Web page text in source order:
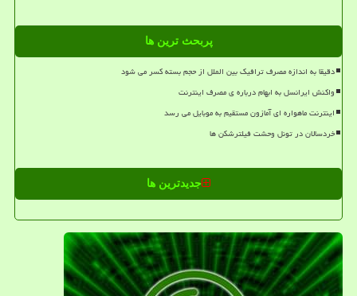
پربحث ترین ها
دقیقا به اندازه مصرف ترافیک بین الملل از حجم بسته کسر می شود
واکنش ایرانسل به ابهام درباره ی مصرف اینترنت
اینترنت ماهواره ای آمازون مستقیم به موبایل می رسد
خردسالان در تونل وحشت فیلترشکن ها
جدیدترین ها